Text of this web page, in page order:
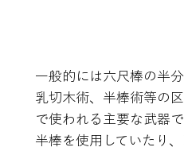
一般的には六尺棒の半
乳切木術、半棒術等の
で使われる主要な武器
半棒を使用していたり